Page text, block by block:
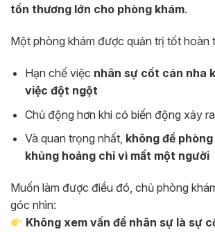
tổn thương lớn cho phòng khám.
Một phòng khám được quản trị tốt hoàn
Hạn chế việc nhân sự cốt cán nha
việc đột ngột
Chủ động hơn khi có biến động xảy ra
Và quan trọng nhất, không để
khủng hoảng chỉ vì mất một người
Muốn làm được điều đó, chủ phòng
góc nhìn:
Không xem vấn đề nhân sự là sự